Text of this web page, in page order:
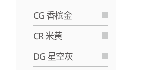
CG 香槟金
CR 米黄
DG 星空灰